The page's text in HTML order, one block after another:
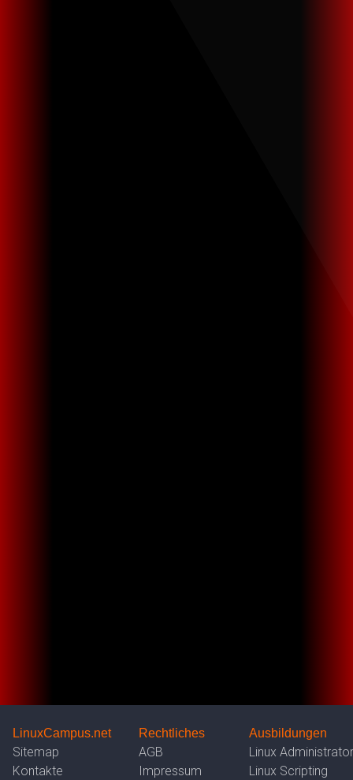
LinuxCampus.net Rechtliches Ausbildungen
Sitemap AGB
Linux Administrator
Kontakte
Impressum Linux Scripting